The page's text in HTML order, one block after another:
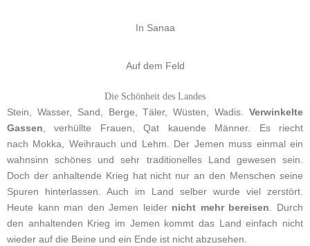
In Sanaa
Auf dem Feld
Die Schönheit des Landes
Stein, Wasser, Sand, Berge, Täler, Wüsten, Wadis. Verwinkelte
Gassen , verhüllte Frauen, Qat kauende Männer. Es riecht
nach Mokka, Weihrauch und Lehm. Der Jemen muss einmal ein
wahnsinn schönes und sehr traditionelles Land gewesen sein.
Doch der anhaltende Krieg hat nicht nur an den Menschen seine
Spuren hinterlassen. Auch im Land selber wurde viel zerstört.
Heute kann man den Jemen leider nicht mehr bereisen . Durch
den anhaltenden Krieg im Jemen kommt das Land einfach nicht
wieder auf die Beine und ein Ende ist nicht abzusehen.